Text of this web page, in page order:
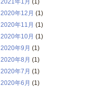
2020年12月 (1)
2020年11月 (1)
2020年10月 (1)
2020年9月 (1)
2020年8月 (1)
2020年7月 (1)
2020年6月 (1)